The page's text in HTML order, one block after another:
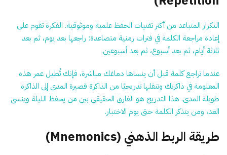
التكرار المتباعد من أكثر تقنيات الحفظ علمية وموثوقية. الفكرة تقوم على
إعادة مراجعة الكلمة في فترات زمنية متصاعدة: راجعها بعد يوم، ثم بعد
ثلاثة أيام، ثم بعد أسبوع، ثم بعد أسبوعين.
عندما تراجع كلمة قبل أن ينساها دماغك مباشرة، فإنك تُطيل عمر هذه
المعلومة في ذاكرتك وتنقلها تدريجيًا من الذاكرة قصيرة المدى إلى الذاكرة
طويلة المدى. هذا التدريج هو الفارق الحقيقي بين من يحفظ الليلة وينسى
الغد، ومن يتذكر الكلمة حتى يوم الاختبار.
طريقة الربط الذهني (Mnemonics)